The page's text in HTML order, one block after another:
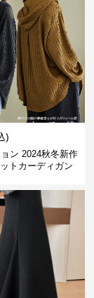
)
ン 2024秋冬新作
トカーディガン